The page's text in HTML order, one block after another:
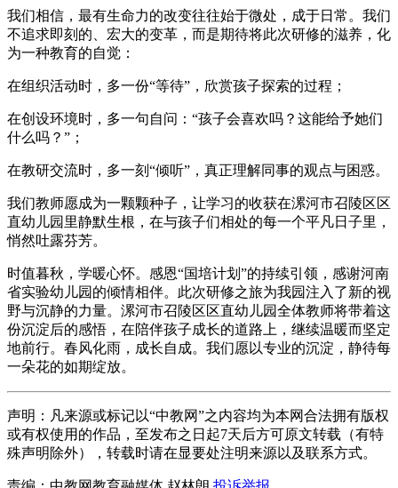
我们相信，最有生命力的改变往往始于微处，成于日常。我们
不追求即刻的、宏大的变革，而是期待将此次研修的滋养，化
为一种教育的自觉：
在组织活动时，多一份“等待”，欣赏孩子探索的过程；
在创设环境时，多一句自问：“孩子会喜欢吗？这能给予她们
什么吗？”；
在教研交流时，多一刻“倾听”，真正理解同事的观点与困惑。
我们教师愿成为一颗颗种子，让学习的收获在漯河市召陵区区
直幼儿园里静默生根，在与孩子们相处的每一个平凡日子里，
悄然吐露芬芳。
时值暮秋，学暖心怀。感恩“国培计划”的持续引领，感谢河南
省实验幼儿园的倾情相伴。此次研修之旅为我园注入了新的视
野与沉静的力量。漯河市召陵区区直幼儿园全体教师将带着这
份沉淀后的感悟，在陪伴孩子成长的道路上，继续温暖而坚定
地前行。春风化雨，成长自成。我们愿以专业的沉淀，静待每
一朵花的如期绽放。
声明：凡来源或标记以“中教网”之内容均为本网合法拥有版权
或有权使用的作品，至发布之日起7天后方可原文转载（有特
殊声明除外），转载时请在显要处注明来源以及联系方式。